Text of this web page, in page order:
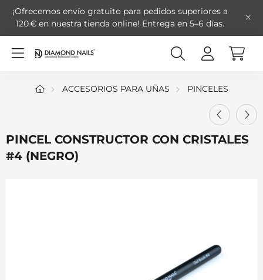
¡Ofrecemos envío gratuito para pedidos superiores a
120 € en nuestra tienda online! Entrega en 5–6 días.
ACCESORIOS PARA UÑAS PINCELES
PINCEL CONSTRUCTOR CON CRISTALES
#4 (NEGRO)